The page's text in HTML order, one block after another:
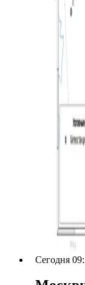
Сегодня